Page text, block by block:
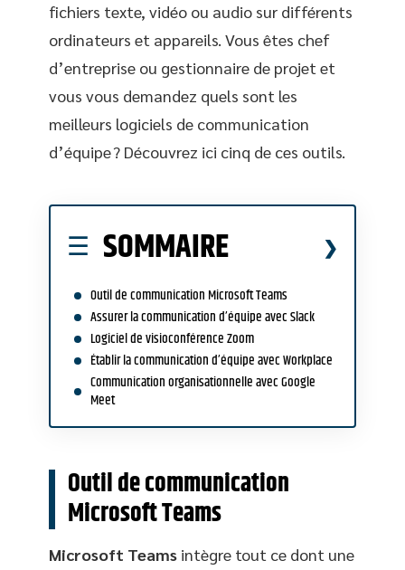
fichiers texte, vidéo ou audio sur différents
ordinateurs et appareils. Vous êtes chef
d’entreprise ou gestionnaire de projet et
vous vous demandez quels sont les
meilleurs logiciels de communication
d’équipe ? Découvrez ici cinq de ces outils.
SOMMAIRE
Outil de communication Microsoft Teams
Assurer la communication d’équipe avec Slack
Logiciel de visioconférence Zoom
Établir la communication d’équipe avec Workplace
Communication organisationnelle avec Google
Meet
Outil de communication
Microsoft Teams
Microsoft Teams intègre tout ce dont une